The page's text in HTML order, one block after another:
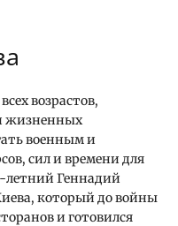
возрастов,
жизненных
военным и
сил и времени для
летний Геннадий
который до войны
и готовился